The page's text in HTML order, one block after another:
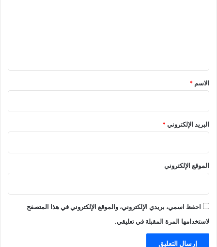
*
الاسم *
البريد الإلكتروني*
الموقع الإلكتروني
احفظ اسمي، بريدي الإلكتروني، والموقع الإلكتروني في هذا المتصفح
لاستخدامها المرة المقبلة في تعليقي.